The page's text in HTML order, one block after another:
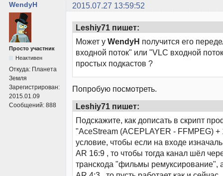
WendyH 2015.07.27 13:59:52
Просто участник
Неактивен
Откуда: Планета
Земля
Зарегистрирован:
2015.01.09
Сообщений: 888
Leshiy71 пишет:
Может у WendyH получится его
входной поток" или "VLC входной
простых подкастов ?
Попробую посмотреть.
Leshiy71 пишет:
Подскажите, как дописать в скрипт
"AceStream (ACEPLAYER - FFMPEG) +
условие, чтобы если на входе
AR 16:9 , то чтобы тогда канал шёл
транскода "фильмы ремуксирование",